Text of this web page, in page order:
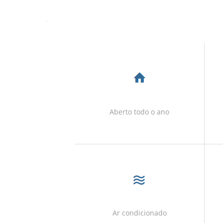
Aberto todo o ano
Ar condicionado